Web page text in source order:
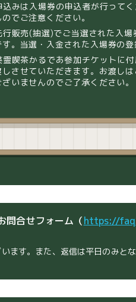
みは入場券の申込者が行って
のでご注意ください。
販売(抽選)でご当選された入場
す。当選・入金された入場券の
喫茶かるであ参加チケットに
しさせていただきます。お渡し
ざいませんのでご了承ください。
問合せフォーム（https://
す。また、返信は平日のみとな